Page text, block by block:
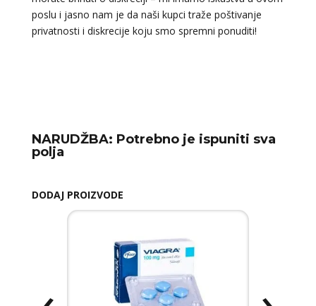
poslu i jasno nam je da naši kupci traže poštivanje
privatnosti i diskrecije koju smo spremni ponuditi!
NARUDŽBA: Potrebno je ispuniti sva
polja
DODAJ PROIZVODE